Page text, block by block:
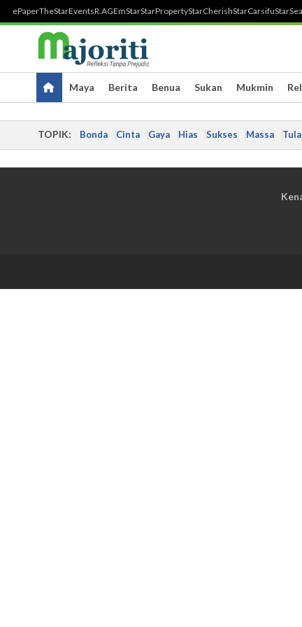
ePaperTheStarEventsR.AGEmStarStarPropertyStarCherishStarCarsifu
Maya Berita Benua Sukan Mukmin
TOPIK: Bonda Cinta Gaya Hias Sukses Massa